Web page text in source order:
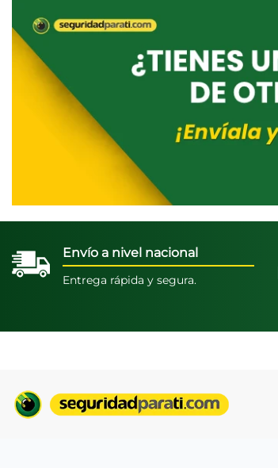
Envío a nivel nacional
Entrega rápida y segura.